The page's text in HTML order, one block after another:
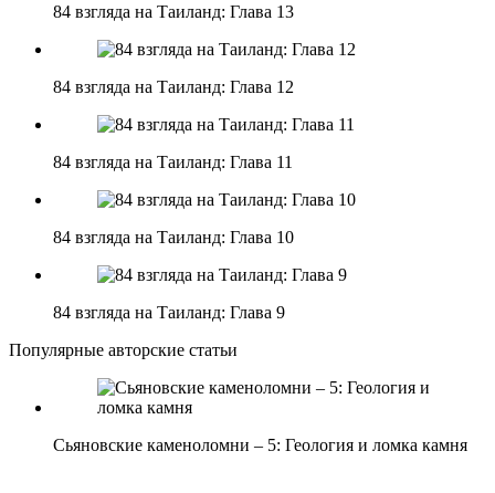
84 взгляда на Таиланд: Глава 13
84 взгляда на Таиланд: Глава 12
84 взгляда на Таиланд: Глава 11
84 взгляда на Таиланд: Глава 10
84 взгляда на Таиланд: Глава 9
Популярные авторские статьи
Сьяновские каменоломни – 5: Геология и ломка камня